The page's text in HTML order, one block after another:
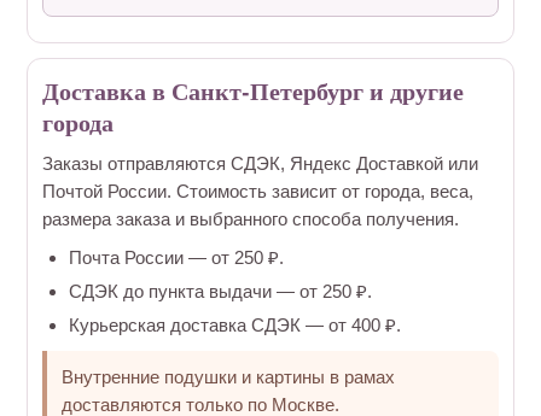
Доставка в Санкт-Петербург и другие
города
Заказы отправляются СДЭК, Яндекс Доставкой или
Почтой России. Стоимость зависит от города, веса,
размера заказа и выбранного способа получения.
Почта России — от 250 ₽.
СДЭК до пункта выдачи — от 250 ₽.
Курьерская доставка СДЭК — от 400 ₽.
Внутренние подушки и картины в рамах
доставляются только по Москве.